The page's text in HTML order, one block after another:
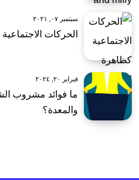
سبتمبر ٠٧, ٢٠٢١
الحركات
فبراير ٢٠, ٢٠٢٤
ما فوائد مشروب
والمعدة؟